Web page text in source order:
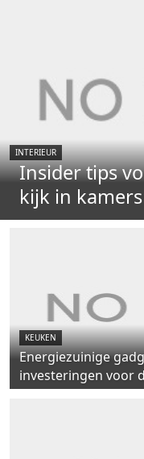
INTERIEUR
Insider tips
kijk in kamers
KEUKEN
Energiezuinige
investeringen voor